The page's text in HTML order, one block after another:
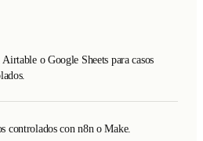
o Google Sheets para casos
controlados con n8n o Make.